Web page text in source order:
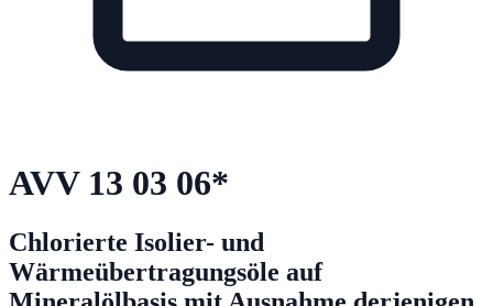
AVV 13 03 06*
Chlorierte Isolier- und
Wärmeübertragungsöle auf